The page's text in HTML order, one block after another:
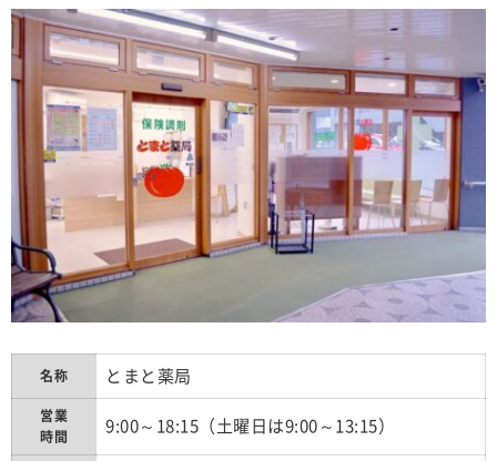
名称 とまと薬局
営業
時間
9:00～18:15（土曜日は9:00～13:15）